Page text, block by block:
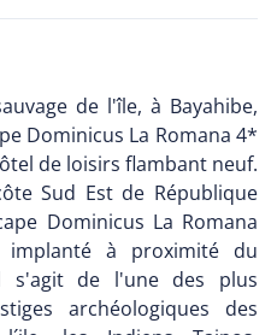
de l'île, à Bayahibe,
Dominicus La Romana 4*
de loisirs flambant neuf.
Sud Est de République
Dominicus La Romana
à proximité du
s'agit de l'une des plus
archéologiques des